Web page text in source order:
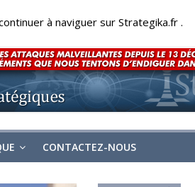
CONTACTEZ-NOUS
à naviguer sur Strategika.fr .